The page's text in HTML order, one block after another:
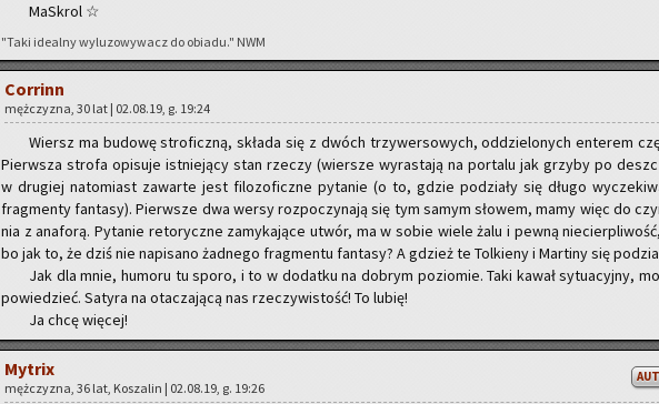
Ma­Skrol ☆
"Taki ide­al­ny wy­lu­zo­wy­wacz do obia­du." NWM
Cor­rinn
męż­czy­zna, 30 lat | 02.08.19, g. 19:24
Wiersz ma bu­do­wę stro­ficz­ną, skła­da się z dwóch trzy­wer­so­wych, od­dzie­lo­nych en­te­rem
Pierw­sza stro­fa opi­su­je ist­nie­ją­cy stan rze­czy (wier­sze wy­ra­sta­ją na por­ta­lu jak grzy­by po
w dru­giej na­to­miast za­war­te jest fi­lo­zo­ficz­ne py­ta­nie (o to, gdzie po­dzia­ły się długo
frag­men­ty fan­ta­sy). Pierw­sze dwa wersy roz­po­czy­na­ją się tym samym sło­wem, mamy więc do
nia z ana­fo­rą. Py­ta­nie re­to­rycz­ne za­my­ka­ją­ce utwór, ma w sobie wiele żalu i pewną
bo jak to, że dziś nie na­pi­sa­no żad­ne­go frag­men­tu fan­ta­sy? A gdzież te Tol­kie­ny i Mar­ti­ny się
Jak dla mnie, hu­mo­ru tu sporo, i to w do­dat­ku na do­brym po­zio­mie. Taki kawał sy­tu­acyj­ny,
po­wie­dzieć. Sa­ty­ra na ota­cza­ją­cą nas rze­czy­wi­stość! To lubię!
Ja chcę wię­cej!
My­trix
męż­czy­zna, 36 lat, Ko­sza­lin | 02.08.19, g. 19:26